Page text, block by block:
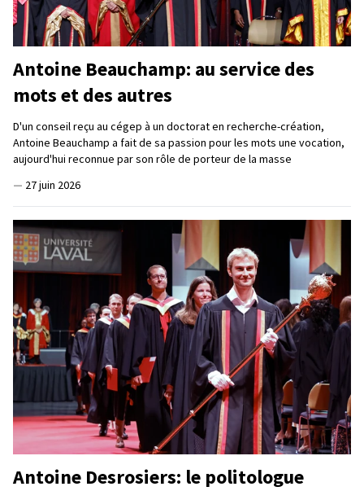
Antoine Beauchamp: au service des
mots et des autres
D'un conseil reçu au cégep à un doctorat en recherche-création,
Antoine Beauchamp a fait de sa passion pour les mots une vocation,
aujourd'hui reconnue par son rôle de porteur de la masse
— 27 juin 2026
Antoine Desrosiers: le politologue